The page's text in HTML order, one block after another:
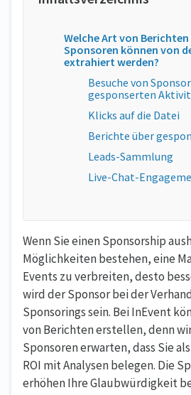
Welche Art von
Sponsoren können von
extrahiert werden?
Besuche von
gesponserten
Klicks auf die Datei
Berichte über
Leads-Sammlung
Live-Chat-
Wenn Sie einen Sponsorship
Möglichkeiten bestehen, eine
Events zu verbreiten, desto
wird der Sponsor bei der
Sponsorings sein. Bei InEvent
von Berichten erstellen, denn
Sponsoren erwarten, dass Sie
ROI mit Analysen belegen. Die
erhöhen Ihre Glaubwürdigkeit